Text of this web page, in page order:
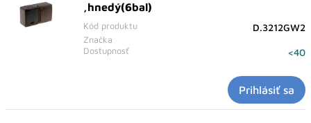
,hnedý(6bal)
Značka
Kód produktu D.3212GW2
Dostupnosť <40
Prihlásiť sa